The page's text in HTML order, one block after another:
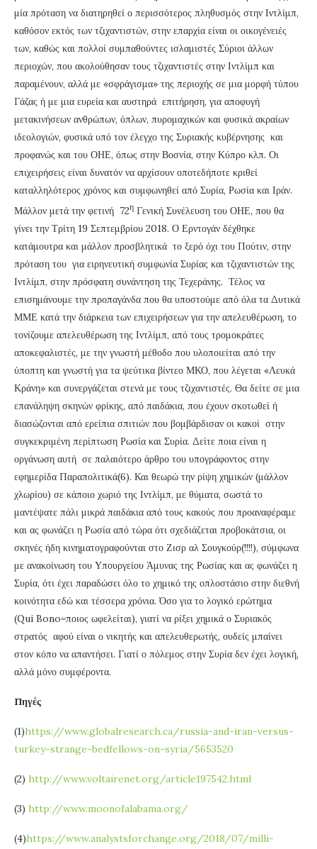
μία πρόταση να διατηρηθεί ο περισσότερος πληθυσμός στην Ιντλίμπ,
καθόσον εκτός των τζιχαντιστών, στην επαρχία είναι οι οικογένειές
των, καθώς και πολλοί συμπαθούντες ισλαμιστές Σύριοι άλλων
περιοχών, που ακολούθησαν τους τζιχαντιστές στην Ιντλίμπ και
παραμένουν, αλλά με «σφράγισμα» της περιοχής σε μια μορφή τύπου
Γάζας ή με μια ευρεία και αυστηρά επιτήρηση, για αποφυγή
μετακινήσεων ανθρώπων, όπλων, πυρομαχικών και φυσικά ακραίων
ιδεολογιών, φυσικά υπό τον έλεγχο της Συριακής κυβέρνησης και
προφανώς και του ΟΗΕ, όπως στην Βοσνία, στην Κύπρο κλπ. Οι
επιχειρήσεις είναι δυνατόν να αρχίσουν οποτεδήποτε κριθεί
καταλληλότερος χρόνος και συμφωνηθεί από Συρία, Ρωσία και Ιράν.
Μάλλον μετά την φετινή 72η Γενική Συνέλευση του ΟΗΕ, που θα
γίνει την Τρίτη 19 Σεπτεμβρίου 2018. Ο Ερντογάν δέχθηκε
κατάμουτρα και μάλλον προσβλητικά το ξερό όχι του Πούτιν, στην
πρόταση του για ειρηνευτική συμφωνία Συρίας και τζιχαντιστών της
Ιντλίμπ, στην πρόσφατη συνάντηση της Τεχεράνης. Τέλος να
επισημάνουμε την προπαγάνδα που θα υποστούμε από όλα τα Δυτικά
ΜΜΕ κατά την διάρκεια των επιχειρήσεων για την απελευθέρωση, το
τονίζουμε απελευθέρωση της Ιντλίμπ, από τους τρομοκράτες
αποκεφαλιστές, με την γνωστή μέθοδο που υλοποιείται από την
ύποπτη και γνωστή για τα ψεύτικα βίντεο ΜΚΟ, που λέγεται «Λευκά
Κράνη» και συνεργάζεται στενά με τους τζιχαντιστές. Θα δείτε σε μια
επανάληψη σκηνών φρίκης, από παιδάκια, που έχουν σκοτωθεί ή
διασώζονται από ερείπια σπιτιών που βομβάρδισαν οι κακοί στην
συγκεκριμένη περίπτωση Ρωσία και Συρία. Δείτε ποια είναι η
οργάνωση αυτή σε παλαιότερο άρθρο του υπογράφοντος στην
εφημερίδα Παραπολιτικά(6). Και θεωρώ την ρίψη χημικών (μάλλον
χλωρίου) σε κάποιο χωριό της Ιντλίμπ, με θύματα, σωστά το
μαντέψατε πάλι μικρά παιδάκια από τους κακούς που προαναφέραμε
και ας φωνάζει η Ρωσία από τώρα ότι σχεδιάζεται προβοκάτσια, οι
σκηνές ήδη κινηματογραφούνται στο Ζισρ αλ Σουγκούρ(!!!!), σύμφωνα
με ανακοίνωση του Υπουργείου Άμυνας της Ρωσίας και ας φωνάζει η
Συρία, ότι έχει παραδώσει όλο το χημικό της οπλοστάσιο στην διεθνή
κοινότητα εδώ και τέσσερα χρόνια. Όσο για το λογικό ερώτημα
(Qui Bono=ποιος ωφελείται), γιατί να ρίξει χημικά ο Συριακός
στρατός αφού είναι ο νικητής και απελευθερωτής, ουδείς μπαίνει
στον κόπο να απαντήσει. Γιατί ο πόλεμος στην Συρία δεν έχει λογική,
αλλά μόνο συμφέροντα.
Πηγές
(1)https://www.globalresearch.ca/russia-and-iran-versus-
turkey-strange-bedfellows-on-syria/5653520
(2) http://www.voltairenet.org/article197542.html
(3) http://www.moonofalabama.org/
(4)https://www.analystsforchange.org/2018/07/milli-